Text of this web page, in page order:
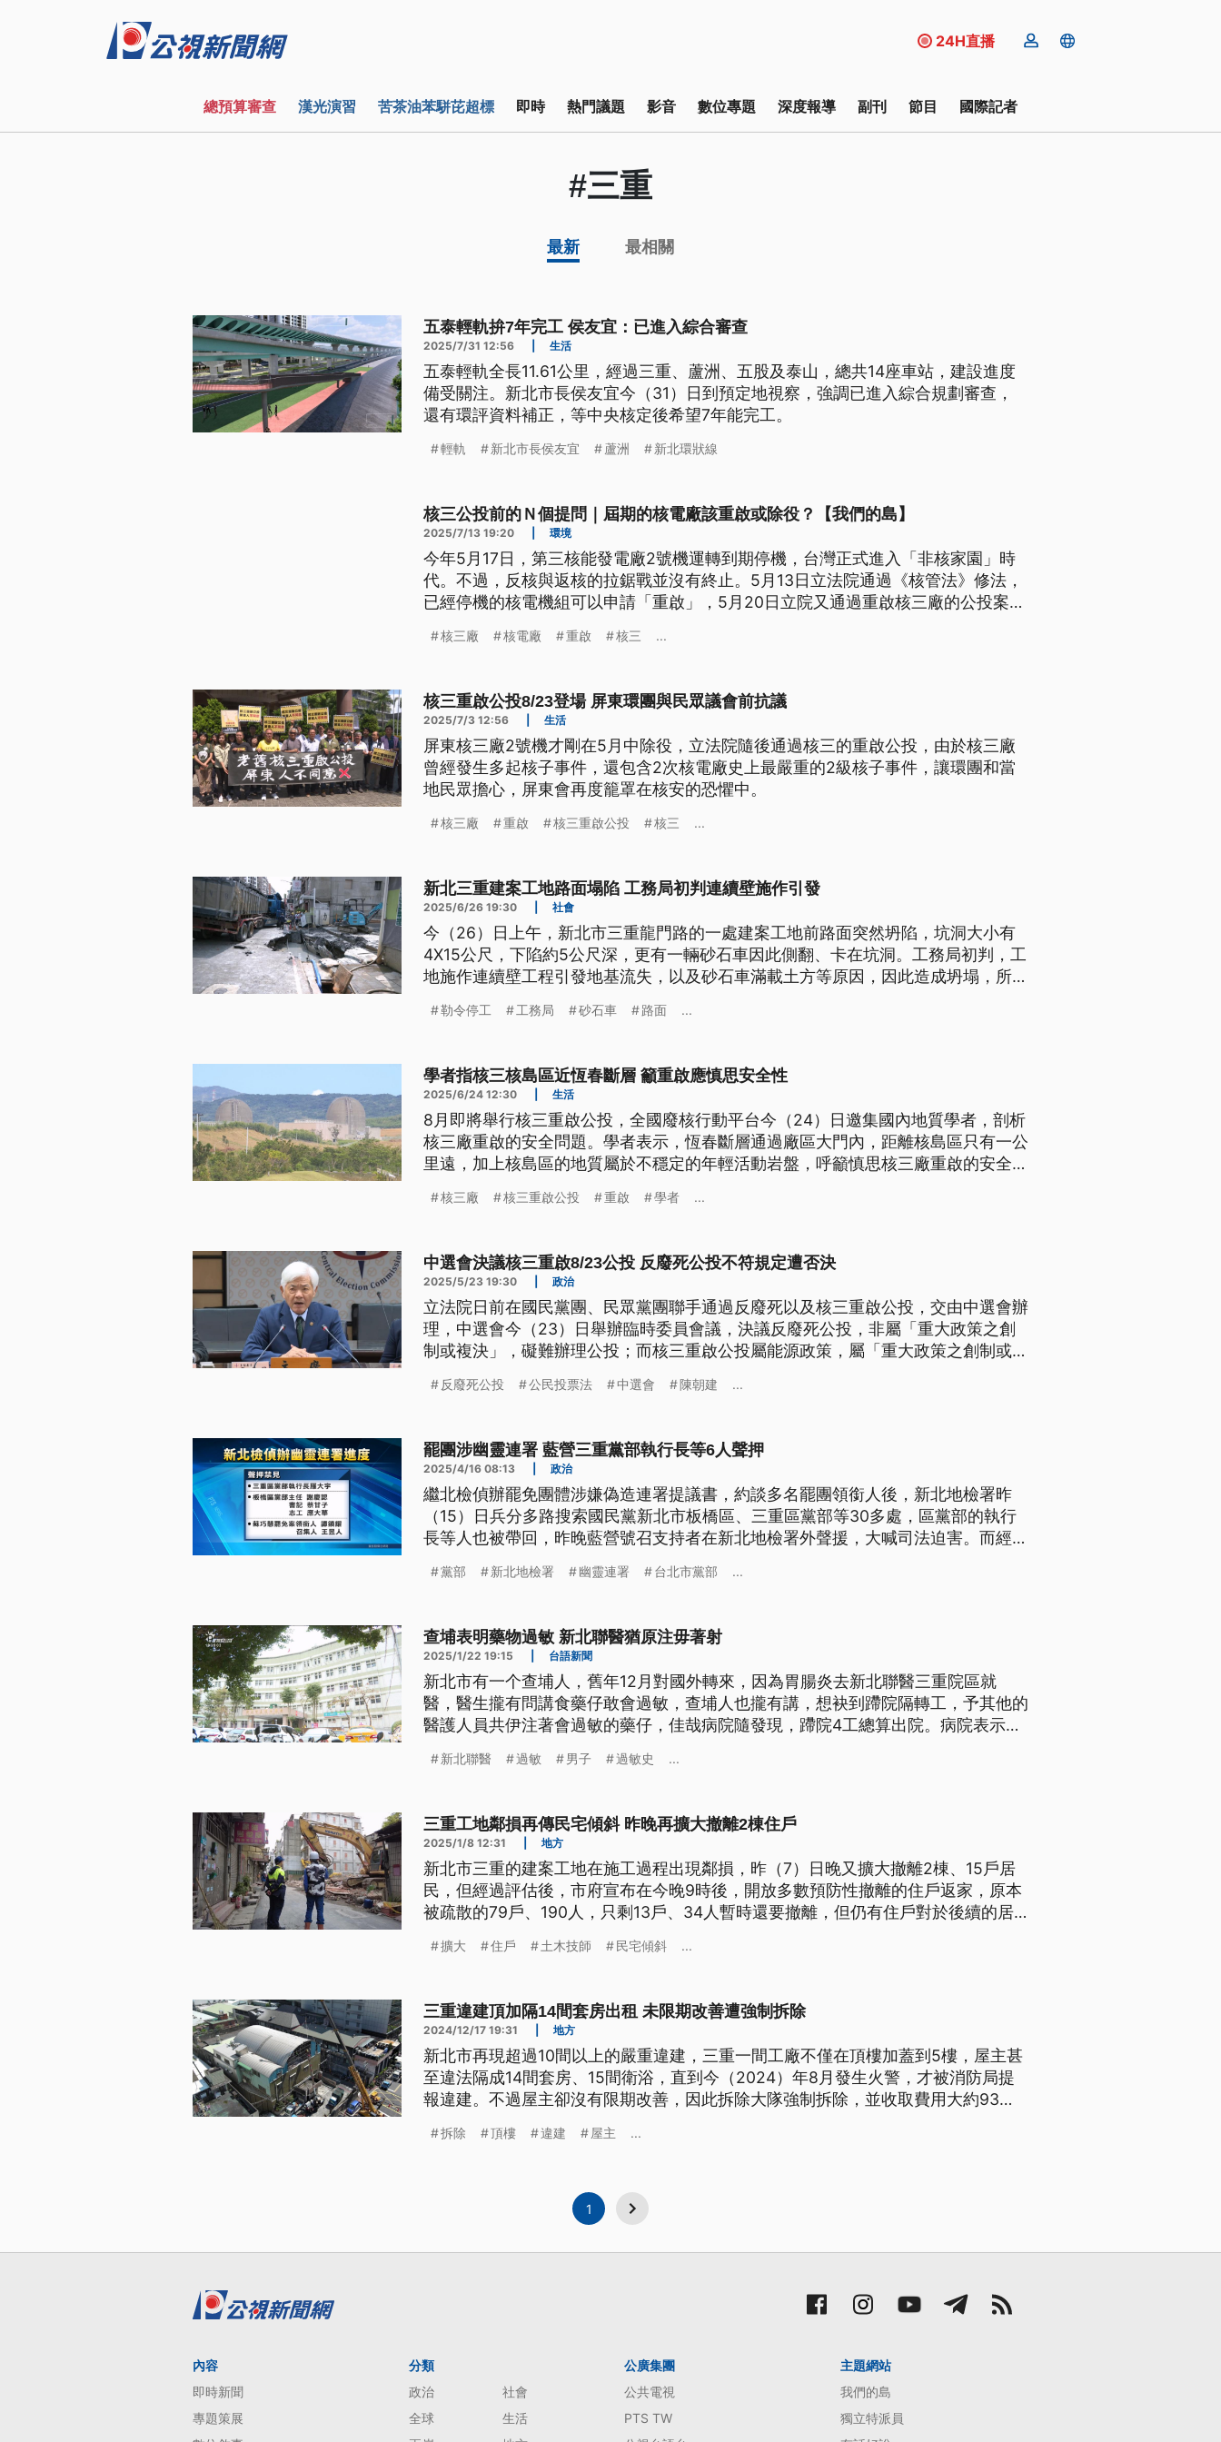
24H直播
總預算審查 漢光演習 苦茶油苯駢芘超標 即時 熱門議題 影音 數位專題 深度報導 副刊 節目 國際記者
#三重
最新 最相關
五泰輕軌拚7年完工 侯友宜：已進入綜合審查
2025/7/31 12:56 生活
五泰輕軌全長11.61公里，經過三重、蘆洲、五股及泰山，總共14座車站，建設進度
備受關注。新北市長侯友宜今（31）日到預定地視察，強調已進入綜合規劃審查，
還有環評資料補正，等中央核定後希望7年能完工。
輕軌 新北市長侯友宜 蘆洲 新北環狀線
核三公投前的Ｎ個提問｜屆期的核電廠該重啟或除役？【我們的島】
2025/7/13 19:20 環境
今年5月17日，第三核能發電廠2號機運轉到期停機，台灣正式進入「非核家園」時
代。不過，反核與返核的拉鋸戰並沒有終止。5月13日立法院通過《核管法》修法，
已經停機的核電機組可以申請「重啟」，5月20日立院又通過重啟核三廠的公投案。
核三廠 核電廠 重啟 核三 ...
核三重啟公投8/23登場 屏東環團與民眾議會前抗議
2025/7/3 12:56 生活
屏東核三廠2號機才剛在5月中除役，立法院隨後通過核三的重啟公投，由於核三廠
曾經發生多起核子事件，還包含2次核電廠史上最嚴重的2級核子事件，讓環團和當
地民眾擔心，屏東會再度籠罩在核安的恐懼中。
核三廠 重啟 核三重啟公投 核三 ...
新北三重建案工地路面塌陷 工務局初判連續壁施作引發
2025/6/26 19:30 社會
今（26）日上午，新北市三重龍門路的一處建案工地前路面突然坍陷，坑洞大小有
4X15公尺，下陷約5公尺深，更有一輛砂石車因此側翻、卡在坑洞。工務局初判，工
地施作連續壁工程引發地基流失，以及砂石車滿載土方等原因，因此造成坍塌，所幸
申請通行許可證，再依《道交條例》舉發。
勒令停工 工務局 砂石車 路面 ...
學者指核三核島區近恆春斷層 籲重啟應慎思安全性
2025/6/24 12:30 生活
8月即將舉行核三重啟公投，全國廢核行動平台今（24）日邀集國內地質學者，剖析
核三廠重啟的安全問題。學者表示，恆春斷層通過廠區大門內，距離核島區只有一公
里遠，加上核島區的地質屬於不穩定的年輕活動岩盤，呼籲慎思核三廠重啟的安全
核三廠 核三重啟公投 重啟 學者 ...
中選會決議核三重啟8/23公投 反廢死公投不符規定遭否決
2025/5/23 19:30 政治
立法院日前在國民黨團、民眾黨團聯手通過反廢死以及核三重啟公投，交由中選會辦
理，中選會今（23）日舉辦臨時委員會議，決議反廢死公投，非屬「重大政策之創
制或複決」，礙難辦理公投；而核三重啟公投屬能源政策，屬「重大政策之創制或複
反廢死公投 公民投票法 中選會 陳朝建 ...
罷團涉幽靈連署 藍營三重黨部執行長等6人聲押
2025/4/16 08:13 政治
繼北檢偵辦罷免團體涉嫌偽造連署提議書，約談多名罷團領銜人後，新北地檢署昨
（15）日兵分多路搜索國民黨新北市板橋區、三重區黨部等30多處，區黨部的執行
長等人也被帶回，昨晚藍營號召支持者在新北地檢署外聲援，大喊司法迫害。而經檢
見。
黨部 新北地檢署 幽靈連署 台北市黨部 ...
查埔表明藥物過敏 新北聯醫猶原注毋著射
2025/1/22 19:15 台語新聞
新北市有一个查埔人，舊年12月對國外轉來，因為胃腸炎去新北聯醫三重院區就
醫，醫生攏有問講食藥仔敢會過敏，查埔人也攏有講，想袂到蹛院隔轉工，予其他的
醫護人員共伊注著會過敏的藥仔，佳哉病院隨發現，蹛院4工總算出院。病院表示會
新北聯醫 過敏 男子 過敏史 ...
三重工地鄰損再傳民宅傾斜 昨晚再擴大撤離2棟住戶
2025/1/8 12:31 地方
新北市三重的建案工地在施工過程出現鄰損，昨（7）日晚又擴大撤離2棟、15戶居
民，但經過評估後，市府宣布在今晚9時後，開放多數預防性撤離的住戶返家，原本
被疏散的79戶、190人，只剩13戶、34人暫時還要撤離，但仍有住戶對於後續的居
擴大 住戶 土木技師 民宅傾斜 ...
三重違建頂加隔14間套房出租 未限期改善遭強制拆除
2024/12/17 19:31 地方
新北市再現超過10間以上的嚴重違建，三重一間工廠不僅在頂樓加蓋到5樓，屋主甚
至違法隔成14間套房、15間衛浴，直到今（2024）年8月發生火警，才被消防局提
報違建。不過屋主卻沒有限期改善，因此拆除大隊強制拆除，並收取費用大約93
拆除 頂樓 違建 屋主 ...
1
內容
即時新聞
專題策展
分類
政治
社會
全球
生活
公廣集團
公共電視
PTS TW
主題網站
我們的島
獨立特派員